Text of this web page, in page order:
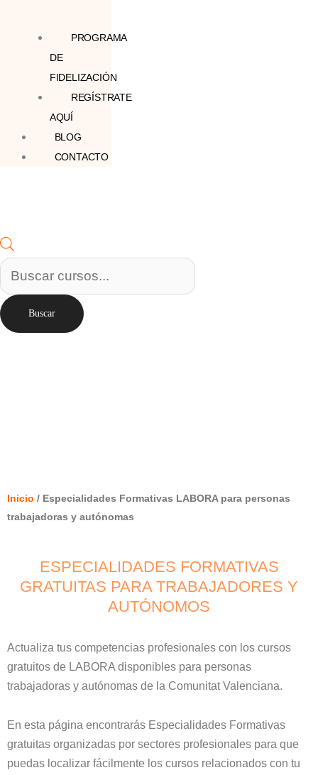
PROGRAMA
DE
FIDELIZACIÓN
REGÍSTRATE
AQUÍ
BLOG
CONTACTO
Buscar
Inicio / Especialidades Formativas LABORA para personas
trabajadoras y autónomas
ESPECIALIDADES FORMATIVAS
GRATUITAS PARA TRABAJADORES Y
AUTÓNOMOS
Actualiza tus competencias profesionales con los cursos
gratuitos de LABORA disponibles para personas
trabajadoras y autónomas de la Comunitat Valenciana.
En esta página encontrarás Especialidades Formativas
gratuitas organizadas por sectores profesionales para que
puedas localizar fácilmente los cursos relacionados con tu